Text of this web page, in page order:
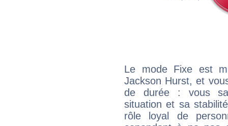
Le mode Fixe est
Jackson Hurst, et
de durée : vous
situation et sa
rôle loyal de